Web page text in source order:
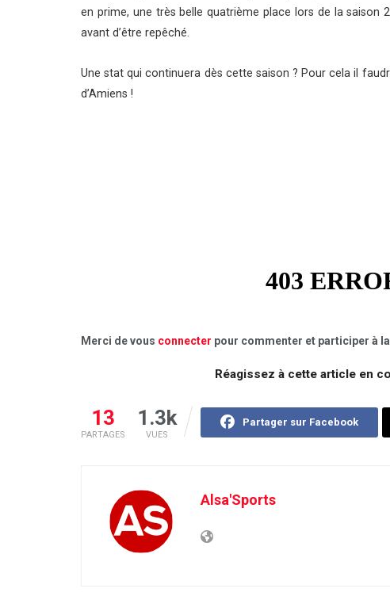
en prime, une très belle quatrième place lors de la saison
avant d’être repêché.
Une stat qui continuera dès cette saison ? Pour cela il
d’Amiens !
Merci de vous connecter pour commenter et participer à
Réagissez à cette article en
13
PARTAGES
1.3k
VUES
Partager sur Facebook
Alsa'Sports